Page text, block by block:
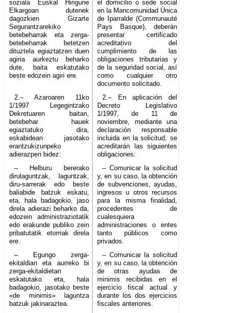
soziala Euskal Hirigune
Elkargoan dutenek
dagozkien Gizarte
Segurantzarekiko
betebeharrak eta zerga-
betebeharrak betetzen
dituztela egiaztatzen duen
agiria aurkeztu beharko
dute, baita eskatutako
beste edozein agiri ere.
el domicilio o sede social
en la Mancomunidad Única
de Iparralde (Communauté
Pays Basque), deberán
presentar certificado
acreditativo del
cumplimiento de las
obligaciones tributarias y
de la seguridad social, así
como cualquier otro
documento solicitado.
2.– Azaroaren 11ko
1/1997 Legegintzako
Dekretuaren baitan,
betebehar hauek
egiaztatuko dira,
eskabidean jasotako
erantzukizunpeko
adierazpen bidez:
2.– En aplicación del
Decreto Legislativo
1/1997, de 11 de
noviembre, mediante una
declaración responsable
incluida en la solicitud, se
acreditarán las siguientes
obligaciones:
– Helburu bererako
dirulaguntzak, laguntzak,
diru-sarrerak edo beste
baliabide batzuk eskatu,
eta, hala badagokio, jaso
direla adierazi beharko da,
edozein administraziotatik
edo erakunde publiko zein
pribatutatik etorriak direla
ere.
– Comunicar la solicitud
y, en su caso, la obtención
de subvenciones, ayudas,
ingresos u otros recursos
para la misma finalidad,
procedentes de
cualesquiera
administraciones o entes
tanto públicos como
privados.
– Egungo zerga-
ekitaldian eta aurreko bi
zerga-ekitaldietan
eskatutako eta, hala
badagokio, jasotako beste
«de minimis» laguntza
batzuk jakinaraztea.
– Comunicar la solicitud
y, en su caso, la obtención
de otras ayudas de
minimis recibidas en el
ejercicio fiscal actual y
durante los dos ejercicios
fiscales anteriores.